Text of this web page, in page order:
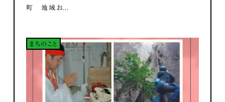
町 地域お...
まちのこと